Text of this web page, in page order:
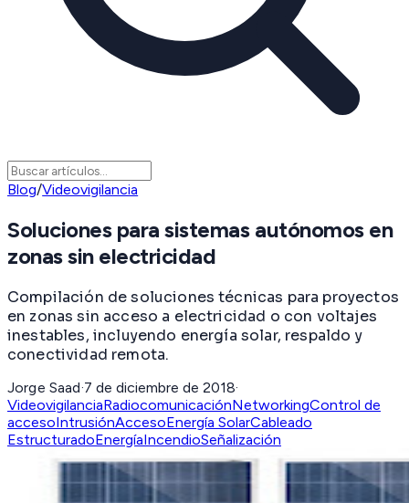
Blog/Videovigilancia
Soluciones para sistemas autónomos en
zonas sin electricidad
Compilación de soluciones técnicas para proyectos
en zonas sin acceso a electricidad o con voltajes
inestables, incluyendo energía solar, respaldo y
conectividad remota.
Jorge Saad·7 de diciembre de 2018·
VideovigilanciaRadiocomunicaciónNetworkingControl de
accesoIntrusiónAccesoEnergía SolarCableado
EstructuradoEnergíaIncendioSeñalización